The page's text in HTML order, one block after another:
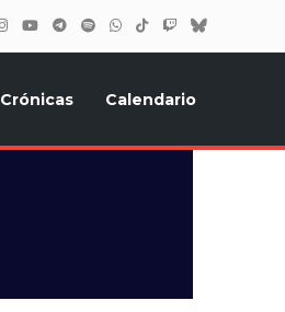
Crónicas Calendario